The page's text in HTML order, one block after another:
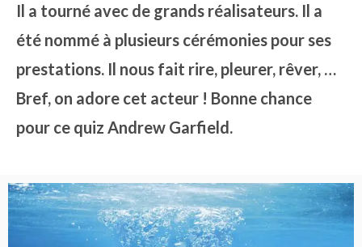
Il a tourné avec de grands réalisateurs. Il a
été nommé à plusieurs cérémonies pour ses
prestations. Il nous fait rire, pleurer, rêver, …
Bref, on adore cet acteur ! Bonne chance
pour ce quiz Andrew Garfield.